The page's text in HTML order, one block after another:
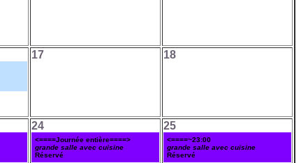
17 18
24
<====Journée entière====>
grande salle avec cuisine
Réservé
25
<====~23:00
grande salle avec cuisine
Réservé